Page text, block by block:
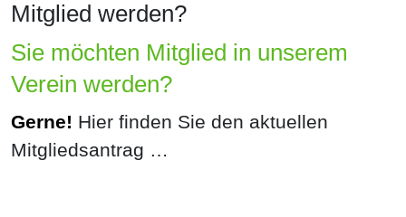
Mitglied werden?
Sie möchten Mitglied in unserem
Verein werden?
Gerne! Hier finden Sie den aktuellen
Mitgliedsantrag …